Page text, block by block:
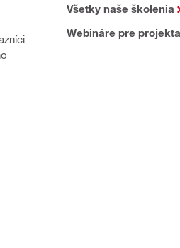
Všetky naše školenia
Webináre pre